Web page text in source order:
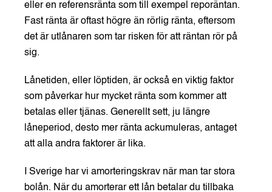
eller en referensränta som till exempel reporäntan.
Fast ränta är oftast högre än rörlig ränta, eftersom
det är utlånaren som tar risken för att räntan rör på
sig.
Lånetiden, eller löptiden, är också en viktig faktor
som påverkar hur mycket ränta som kommer att
betalas eller tjänas. Generellt sett, ju längre
låneperiod, desto mer ränta ackumuleras, antaget
att alla andra faktorer är lika.
I Sverige har vi amorteringskrav när man tar stora
bolån. När du amorterar ett lån betalar du tillbaka